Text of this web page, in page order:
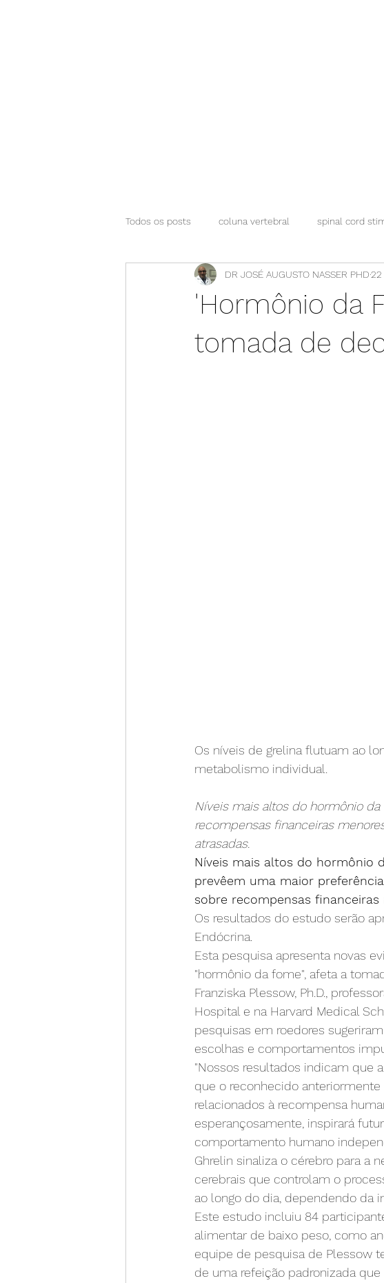
Todos os posts coluna vertebral spinal cord
'Hormônio da
tomada de
DR JOSÉ AUGUSTO NASSER PHD22
Os níveis de grelina flutuam ao
metabolismo individual.
Níveis mais altos do hormônio
recompensas financeiras
atrasadas.
Níveis mais altos do hormônio
prevêem uma maior
sobre recompensas
Os resultados do estudo serão
Endócrina.
Esta pesquisa apresenta novas
"hormônio da fome", afeta a
Franziska Plessow, Ph.D.,
Hospital e na Harvard Medical
pesquisas em roedores
escolhas e comportamentos
"Nossos resultados indicam que
que o reconhecido
relacionados à recompensa
esperançosamente, inspirará
comportamento humano
Ghrelin sinaliza o cérebro para a
cerebrais que controlam o
ao longo do dia, dependendo da
Este estudo incluiu 84
alimentar de baixo peso, como
equipe de pesquisa de Plessow
de uma refeição padronizada